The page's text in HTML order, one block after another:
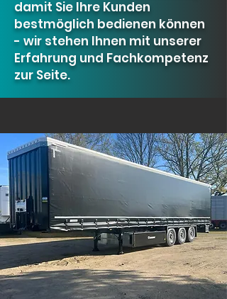
damit Sie Ihre Kunden
bestmöglich bedienen können
- wir stehen Ihnen mit unserer
Erfahrung und Fachkompetenz
zur Seite.